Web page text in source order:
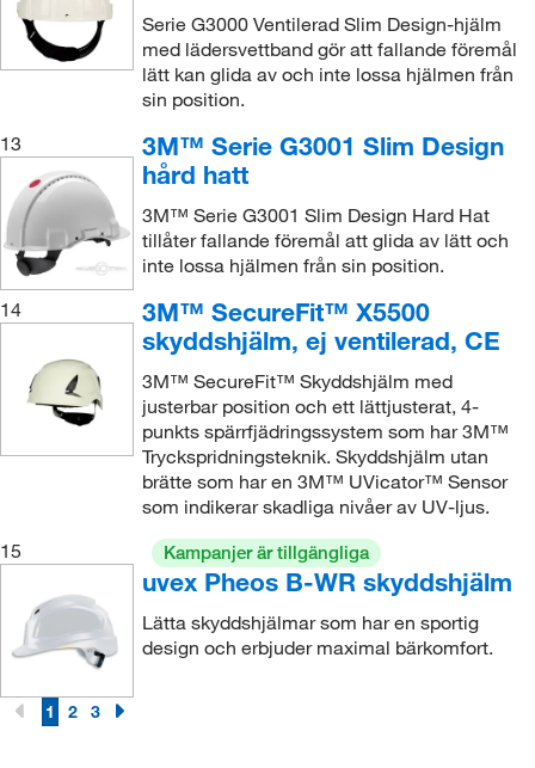
Serie G3000 Ventilerad Slim Design-hjälm
med lädersvettband gör att fallande föremål
lätt kan glida av och inte lossa hjälmen från
sin position.
13
3M™ Serie G3001 Slim Design
hård hatt
3M™ Serie G3001 Slim Design Hard Hat
tillåter fallande föremål att glida av lätt och
inte lossa hjälmen från sin position.
14
3M™ SecureFit™ X5500
skyddshjälm, ej ventilerad, CE
3M™ SecureFit™ Skyddshjälm med
justerbar position och ett lättjusterat, 4-
punkts spärrfjädringssystem som har 3M™
Tryckspridningsteknik. Skyddshjälm utan
brätte som har en 3M™ UVicator™ Sensor
som indikerar skadliga nivåer av UV-ljus.
15
Kampanjer är tillgängliga
uvex Pheos B-WR skyddshjälm
Lätta skyddshjälmar som har en sportig
design och erbjuder maximal bärkomfort.
1 2 3